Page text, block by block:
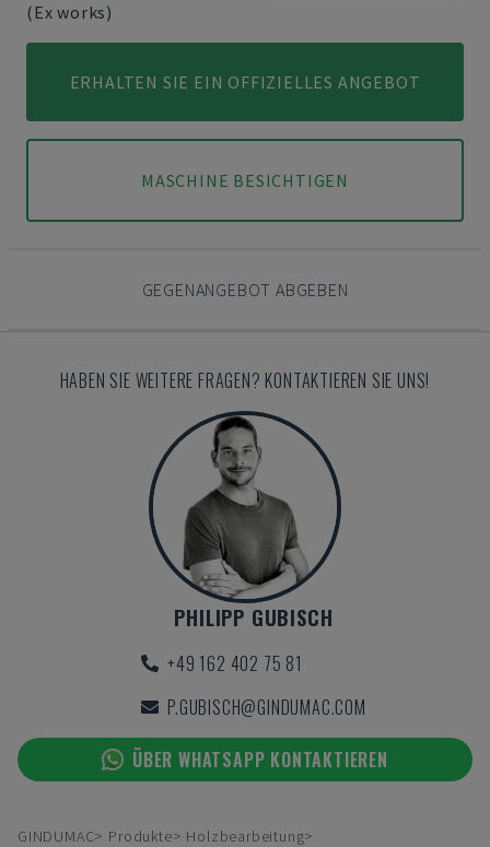
(Ex works)
ERHALTEN SIE EIN OFFIZIELLES ANGEBOT
MASCHINE BESICHTIGEN
GEGENANGEBOT ABGEBEN
HABEN SIE WEITERE FRAGEN? KONTAKTIEREN SIE UNS!
PHILIPP GUBISCH
+49 162 402 75 81
P.GUBISCH@GINDUMAC.COM
ÜBER WHATSAPP KONTAKTIEREN
GINDUMAC Produkte Holzbearbeitung